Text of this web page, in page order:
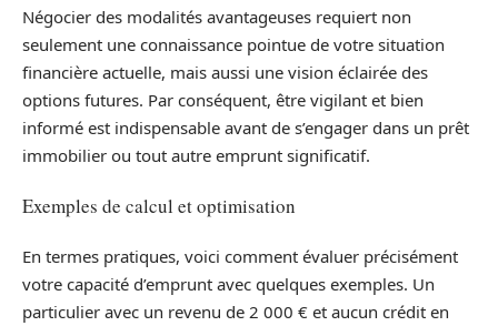
Négocier des modalités avantageuses requiert non
seulement une connaissance pointue de votre situation
financière actuelle, mais aussi une vision éclairée des
options futures. Par conséquent, être vigilant et bien
informé est indispensable avant de s’engager dans un prêt
immobilier ou tout autre emprunt significatif.
Exemples de calcul et optimisation
En termes pratiques, voici comment évaluer précisément
votre capacité d’emprunt avec quelques exemples. Un
particulier avec un revenu de 2 000 € et aucun crédit en